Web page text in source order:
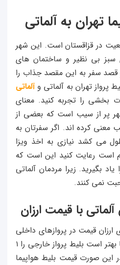
تهران به آلماتی
در قزاقستان است. این شهر
سبز بی نظیر و ساختمان های
سفر به این مقصد جذاب را
پرواز تهران به آلماتی وآلماتی
بخشی را تجربه کنید. معنای
پر از سیب است که بعضی از
کرده اند. اگر سفرتان به
کمتر از ۱۴ روز طول می کشد نیازی به اخذ ویزا
است رعایت کنید این است که
بگیرید. زیرا مردمان آلماتی
نمی کنند.
با قیمت ارزان
ارزان قیمت در پروازهای داخلی
و خارجی یکسان است. اما بهتر است بلیط پرواز خارجی را ۱
این صورت قیمت بلیط هواپیما